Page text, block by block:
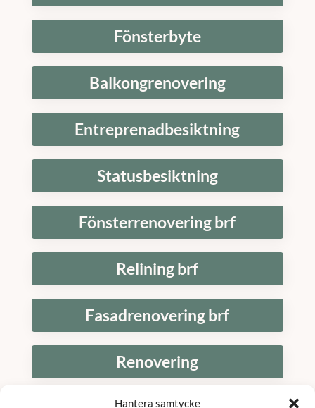
Hantera samtycke
Fönsterbyte
Balkongrenovering
Entreprenadbesiktning
Statusbesiktning
Fönsterrenovering brf
Relining brf
Fasadrenovering brf
Renovering